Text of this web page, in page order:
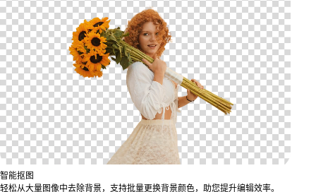
智能抠图
轻松从大量图像中去除背景，支持批量更换背景颜色，助您提升编辑效率。